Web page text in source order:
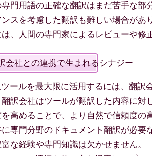
専門用語の正確な翻訳はまだ苦手な部
スを考慮した翻訳も難しい場合があ
、人間の専門家によるレビューや修
会社との連携で生まれるシナジー
ールを最大限に活用するには、翻訳
訳会社はツールが翻訳した内容に対
高めることで、より自然で信頼度の
専門分野のドキュメント翻訳が必要
富な経験や専門知識は欠かせません